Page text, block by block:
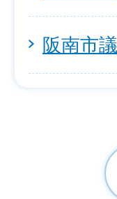
阪南市